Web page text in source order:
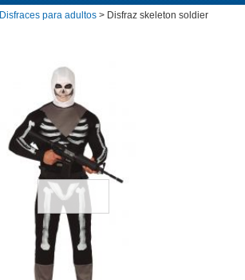
Disfraces para adultos > Disfraz skeleton soldier